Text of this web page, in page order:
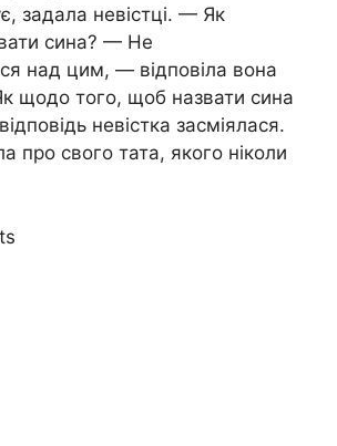
задала невістці. — Як
сина? — Не
над цим, — відповіла вона
щодо того, щоб назвати сина
невістка засміялася.
про свого тата, якого ніколи